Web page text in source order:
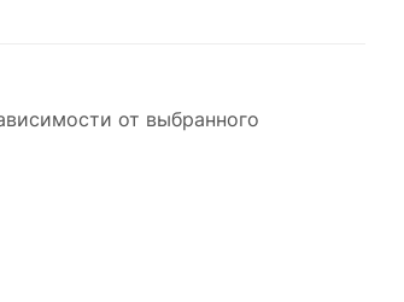
от выбранного